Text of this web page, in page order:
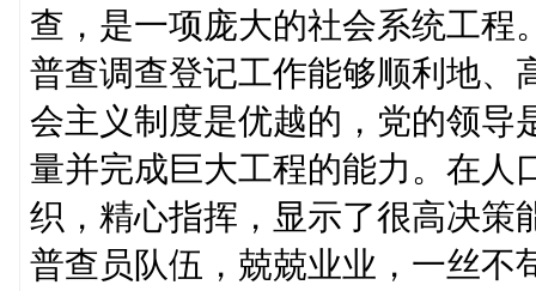
查，是一项庞大的社会系统工程
普查调查登记工作能够顺利地、
会主义制度是优越的，党的领导
量并完成巨大工程的能力。在人
织，精心指挥，显示了很高决策
普查员队伍，兢兢业业，一丝不